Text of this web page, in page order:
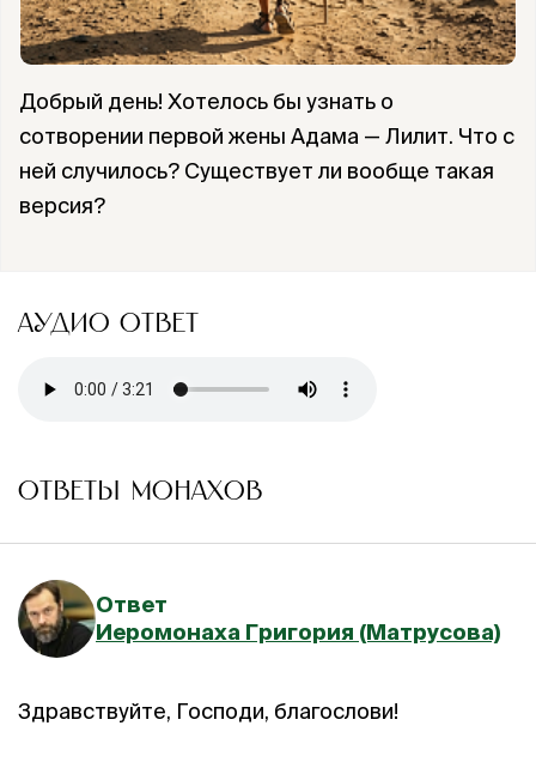
Добрый день! Хотелось бы узнать о
сотворении первой жены Адама — Лилит. Что с
ней случилось? Существует ли вообще такая
версия?
АУДИО ОТВЕТ
ОТВЕТЫ МОНАХОВ
Ответ
Иеромонаха Григория (Матрусова)
Здравствуйте, Господи, благослови!